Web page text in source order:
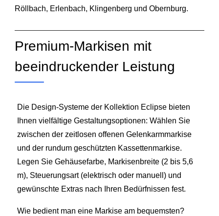
Röllbach, Erlenbach, Klingenberg und Obernburg.
Premium-Markisen mit
beeindruckender Leistung
Die Design-Systeme der Kollektion Eclipse bieten
Ihnen vielfältige Gestaltungsoptionen: Wählen Sie
zwischen der zeitlosen offenen Gelenkarmmarkise
und der rundum geschützten Kassettenmarkise.
Legen Sie Gehäusefarbe, Markisenbreite (2 bis 5,6
m), Steuerungsart (elektrisch oder manuell) und
gewünschte Extras nach Ihren Bedürfnissen fest.
Wie bedient man eine Markise am bequemsten?